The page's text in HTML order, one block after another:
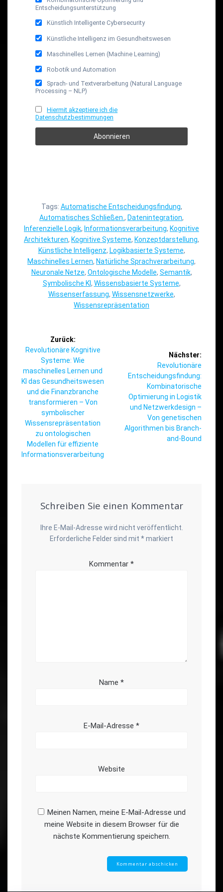
Entscheidungsunterstützung
Künstlich Intelligente Cybersecurity
Künstliche Intelligenz im Gesundheitswesen
Maschinelles Lernen (Machine Learning)
Robotik und Automation
Sprach- und Textverarbeitung (Natural Language
Processing – NLP)
Hiermit akzeptiere ich die
Datenschutzbestimmungen
Tags: Automatische Entscheidungsfindung,
Automatisches Schließen. , Datenintegration,
Inferenzielle Logik, Informationsverarbeitung, Kognitive
Architekturen, Kognitive Systeme, Konzeptdarstellung,
Künstliche Intelligenz, Logikbasierte Systeme,
Maschinelles Lernen, Natürliche Sprachverarbeitung,
Neuronale Netze, Ontologische Modelle, Semantik,
Symbolische KI, Wissensbasierte Systeme,
Wissenserfassung, Wissensnetzwerke,
Wissensrepräsentation
Beitragsnavigation
Zurück:
Vorheriger
Beitrag:
Revolutionäre Kognitive
Systeme: Wie
maschinelles Lernen und
KI das Gesundheitswesen
und die Finanzbranche
transformieren – Von
symbolischer
Wissensrepräsentation
zu ontologischen
Modellen für effiziente
Informationsverarbeitung
Nächster:
Nächster
Beitrag:
Revolutionäre
Entscheidungsfindung:
Kombinatorische
Optimierung in Logistik
und Netzwerkdesign –
Von genetischen
Algorithmen bis Branch-
and-Bound
Schreiben Sie einen Kommentar
Ihre E-Mail-Adresse wird nicht veröffentlicht.
Erforderliche Felder sind mit *markiert
Kommentar *
Name *
E-Mail-Adresse *
Website
Meinen Namen, meine E-Mail-Adresse und
meine Website in diesem Browser für die
nächste Kommentierung speichern.